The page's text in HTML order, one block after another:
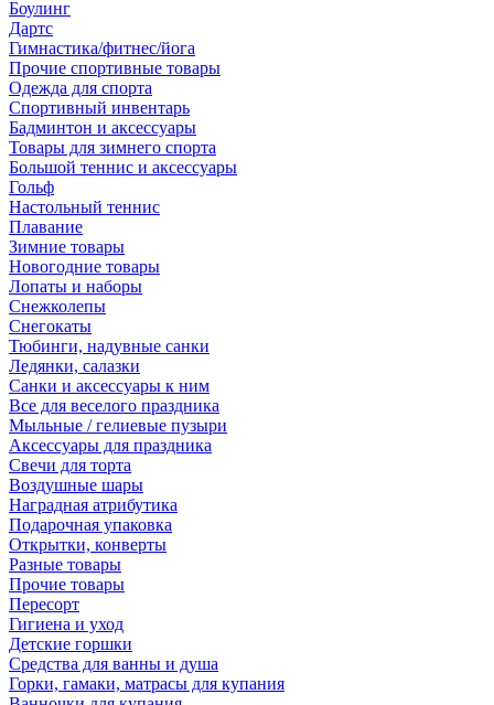
Боулинг
Дартс
Гимнастика/фитнес/йога
Прочие спортивные товары
Одежда для спорта
Спортивный инвентарь
Бадминтон и аксессуары
Товары для зимнего спорта
Большой теннис и аксессуары
Гольф
Настольный теннис
Плавание
Зимние товары
Новогодние товары
Лопаты и наборы
Снежколепы
Снегокаты
Тюбинги, надувные санки
Ледянки, салазки
Санки и аксессуары к ним
Все для веселого праздника
Мыльные / гелиевые пузыри
Аксессуары для праздника
Свечи для торта
Воздушные шары
Наградная атрибутика
Подарочная упаковка
Открытки, конверты
Разные товары
Прочие товары
Пересорт
Гигиена и уход
Детские горшки
Средства для ванны и душа
Горки, гамаки, матрасы для купания